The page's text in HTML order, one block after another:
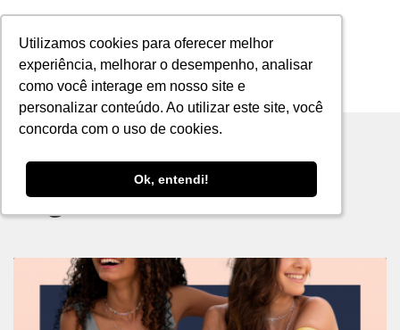
Utilizamos cookies para oferecer melhor
experiência, melhorar o desempenho, analisar
como você interage em nosso site e
personalizar conteúdo. Ao utilizar este site, você
concorda com o uso de cookies.
Ok, entendi!
Utilizamos cookies para oferecer melhor
experiência, melhorar o desempenho, analisar
como você interage em nosso site e
personalizar conteúdo. Ao utilizar este site, você
concorda com o uso de cookies.
Ok, entendi!
MENU
Tag archive: azul